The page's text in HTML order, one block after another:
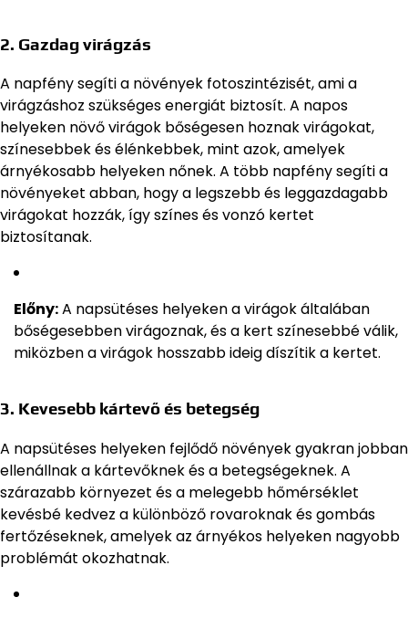
2. Gazdag virágzás
A napfény segíti a növények fotoszintézisét, ami a
virágzáshoz szükséges energiát biztosít. A napos
helyeken növő virágok bőségesen hoznak virágokat,
színesebbek és élénkebbek, mint azok, amelyek
árnyékosabb helyeken nőnek. A több napfény segíti a
növényeket abban, hogy a legszebb és leggazdagabb
virágokat hozzák, így színes és vonzó kertet
biztosítanak.
Előny:A napsütéses helyeken a virágok általában
bőségesebben virágoznak, és a kert színesebbé válik,
miközben a virágok hosszabb ideig díszítik a kertet.
3. Kevesebb kártevő és betegség
A napsütéses helyeken fejlődő növények gyakran jobban
ellenállnak a kártevőknek és a betegségeknek. A
szárazabb környezet és a melegebb hőmérséklet
kevésbé kedvez a különböző rovaroknak és gombás
fertőzéseknek, amelyek az árnyékos helyeken nagyobb
problémát okozhatnak.